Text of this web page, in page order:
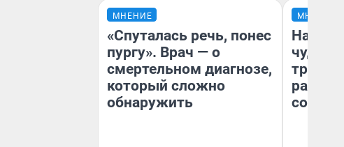
МНЕНИЕ
«Спуталась речь, понес
пургу». Врач — о
смертельном диагнозе,
который сложно
обнаружить
МНЕНИЕ
чудом